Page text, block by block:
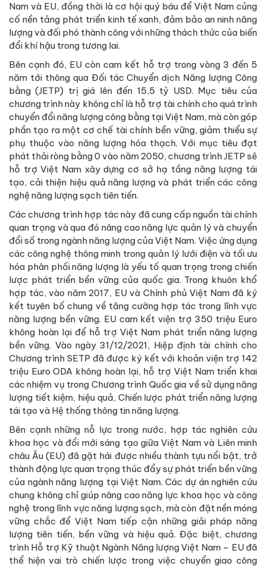
Nam và EU, đồng thời là cơ hội quý báu để Việt Nam củng
cố nền tảng phát triển kinh tế xanh, đảm bảo an ninh năng
lượng và đối phó thành công với những thách thức của biến
đổi khí hậu trong tương lai.
Bên cạnh đó, EU còn cam kết hỗ trợ trong vòng 3 đến 5
năm tới thông qua Đối tác Chuyển dịch Năng lượng Công
bằng (JETP) trị giá lên đến 15,5 tỷ USD. Mục tiêu của
chương trình này không chỉ là hỗ trợ tài chính cho quá trình
chuyển đổi năng lượng công bằng tại Việt Nam, mà còn góp
phần tạo ra một cơ chế tài chính bền vững, giảm thiểu sự
phụ thuộc vào năng lượng hóa thạch. Với mục tiêu đạt
phát thải ròng bằng 0 vào năm 2050, chương trình JETP sẽ
hỗ trợ Việt Nam xây dựng cơ sở hạ tầng năng lượng tái
tạo, cải thiện hiệu quả năng lượng và phát triển các công
nghệ năng lượng sạch tiên tiến.
Các chương trình hợp tác này đã cung cấp nguồn tài chính
quan trọng và qua đó nâng cao năng lực quản lý và chuyển
đổi số trong ngành năng lượng của Việt Nam. Việc ứng dụng
các công nghệ thông minh trong quản lý lưới điện và tối ưu
hóa phân phối năng lượng là yếu tố quan trọng trong chiến
lược phát triển bền vững của quốc gia. Trong khuôn khổ
hợp tác, vào năm 2017, EU và Chính phủ Việt Nam đã ký
kết tuyên bố chung về tăng cường hợp tác trong lĩnh vực
năng lượng bền vững. EU cam kết viện trợ 350 triệu Euro
không hoàn lại để hỗ trợ Việt Nam phát triển năng lượng
bền vững. Vào ngày 31/12/2021, Hiệp định tài chính cho
Chương trình SETP đã được ký kết với khoản viện trợ 142
triệu Euro ODA không hoàn lại, hỗ trợ Việt Nam triển khai
các nhiệm vụ trong Chương trình Quốc gia về sử dụng năng
lượng tiết kiệm, hiệu quả, Chiến lược phát triển năng lượng
tái tạo và Hệ thống thông tin năng lượng.
Bên cạnh những nỗ lực trong nước, hợp tác nghiên cứu
khoa học và đổi mới sáng tạo giữa Việt Nam và Liên minh
châu Âu (EU) đã gặt hái được nhiều thành tựu nổi bật, trở
thành động lực quan trọng thúc đẩy sự phát triển bền vững
của ngành năng lượng tại Việt Nam. Các dự án nghiên cứu
chung không chỉ giúp nâng cao năng lực khoa học và công
nghệ trong lĩnh vực năng lượng sạch, mà còn đặt nền móng
vững chắc để Việt Nam tiếp cận những giải pháp năng
lượng tiên tiến, bền vững và hiệu quả. Đặc biệt, chương
trình Hỗ trợ Kỹ thuật Ngành Năng lượng Việt Nam – EU đã
thể hiện vai trò chiến lược trong việc chuyển giao công